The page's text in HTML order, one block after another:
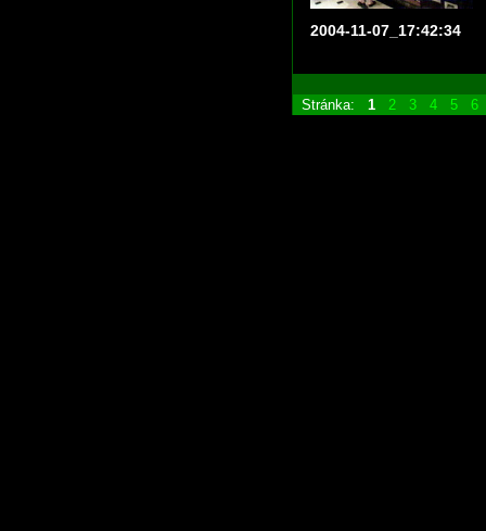
2004-11-07_17:42:34
Stránka: 1 2 3 4 5 6